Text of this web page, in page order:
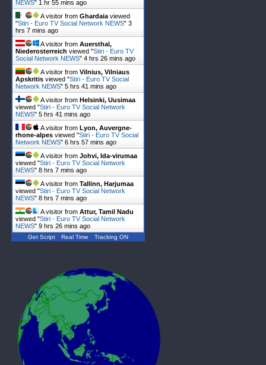
NEWS" 1 hr 55 mins ago
A visitor from Ghardaiaviewed
"Stiri - Euro TV Social Network NEWS" 3
hrs 7 mins ago
A visitor from Auersthal,
Niederosterreich viewed "Stiri - Euro TV
Social Network NEWS" 4 hrs 26 mins ago
A visitor from Vilnius, Vilniaus
Apskritisviewed "Stiri - Euro TV Social
Network NEWS" 5 hrs 41 mins ago
A visitor from Helsinki, Uusimaa
viewed "Stiri - Euro TV Social Network
NEWS" 5 hrs 41 mins ago
A visitor from Lyon, Auvergne-
rhone-alpesviewed "Stiri - Euro TV Social
Network NEWS" 6 hrs 57 mins ago
A visitor from Johvi, Ida-virumaa
viewed "Stiri - Euro TV Social Network
NEWS" 8 hrs 7 mins ago
A visitor from Tallinn, Harjumaa
viewed "Stiri - Euro TV Social Network
NEWS" 8 hrs 7 mins ago
A visitor from Attur, Tamil Nadu
viewed "Stiri - Euro TV Social Network
NEWS" 9 hrs 26 mins ago
Get Script Real Time Tracking ON